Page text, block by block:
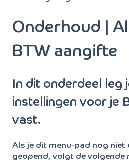
Onderhoud |
BTW aangifte
In dit onderdeel leg
instellingen voor je
vast.
Als je dit menu-pad nog niet
geopend, volgt de volgende